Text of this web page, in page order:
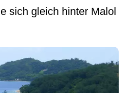
sich gleich hinter Malol